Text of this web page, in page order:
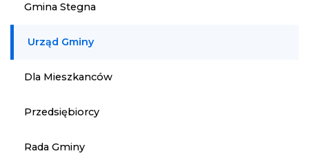
Gmina Stegna
Urząd Gminy
Dla Mieszkanców
Przedsiębiorcy
Rada Gminy